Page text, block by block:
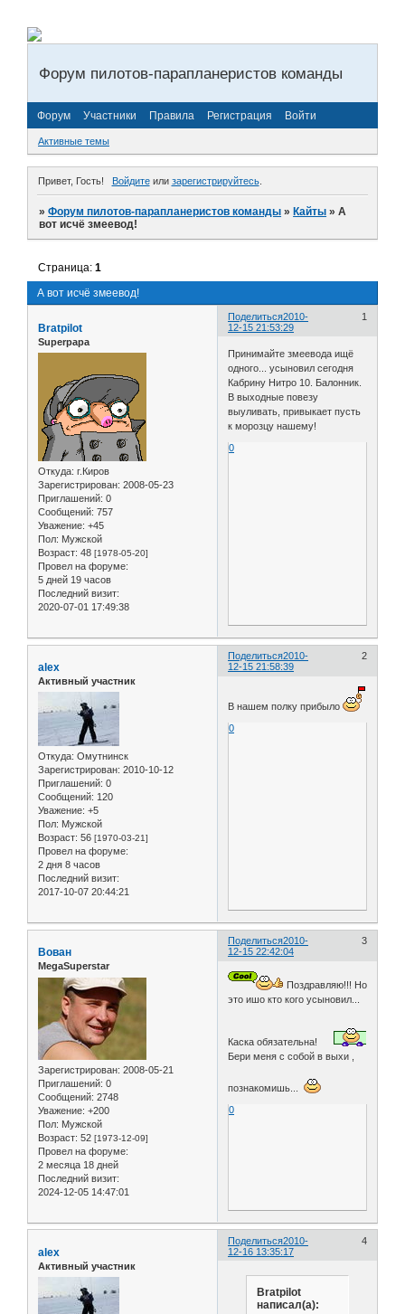
Форум пилотов-парапланеристов команды
Форум Участники Правила Регистрация Войти
Активные темы
Привет, Гость! Войдитеили зарегистрируйтесь.
»Форум пилотов-парапланеристов команды »Кайты »А
вот исчё змеевод!
А вот исчё змеевод!
Страница:1
Поделиться 1
2010-
12-15 21:53:29
Bratpilot
Superpapa
Откуда: г.Киров
Зарегистрирован: 2008-05-23
Приглашений: 0
Сообщений: 757
Уважение: +45
Пол: Мужской
Возраст: 48 [1978-05-20]
Провел на форуме:
5 дней 19 часов
Последний визит:
2020-07-01 17:49:38
Принимайте змеевода ищё
одного... усыновил сегодня
Кабрину Нитро 10. Балонник.
В выходные повезу
выуливать, привыкает пусть
к морозцу нашему!
0
Поделиться 2
2010-
12-15 21:58:39
alex
Активный участник
Откуда: Омутнинск
Зарегистрирован: 2010-10-12
Приглашений: 0
Сообщений: 120
Уважение: +5
Пол: Мужской
Возраст: 56 [1970-03-21]
Провел на форуме:
2 дня 8 часов
Последний визит:
2017-10-07 20:44:21
В нашем полку прибыло
0
Поделиться 3
2010-
12-15 22:42:04
Вован
MegaSuperstar
Зарегистрирован: 2008-05-21
Приглашений: 0
Сообщений: 2748
Уважение: +200
Пол: Мужской
Возраст: 52 [1973-12-09]
Провел на форуме:
2 месяца 18 дней
Последний визит:
2024-12-05 14:47:01
Поздравляю!!! Но
это ишо кто кого усыновил...
Каска обязательна!
Бери меня с собой в выхи ,
познакомишь...
0
Поделиться 4
2010-
12-16 13:35:17
alex
Активный участник
Bratpilot
написал(а):